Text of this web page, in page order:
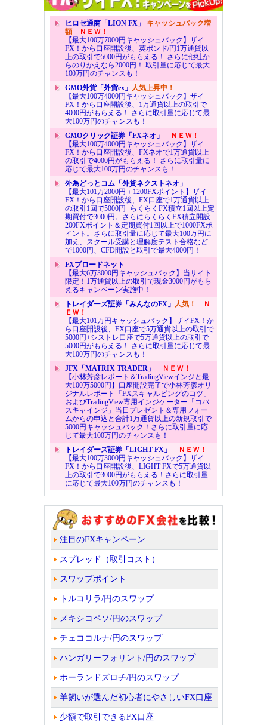
ヒロセ通商「LION FX」 キャッシュバック増
額ＮＥＷ！
【最大100万7000円キャッシュバック】ザイ
FX！から口座開設後、英ポンド/円1万通貨以
上の取引で5000円がもらえる！ さらに他社か
らのりかえなら2000円！ 取引量に応じて最大
100万円のチャンスも！
GMO外貨「外貨ex」 人気上昇中！
【最大100万4000円キャッシュバック】ザイ
FX！から口座開設後、1万通貨以上の取引で
4000円がもらえる！ さらに取引量に応じて最
大100万円のチャンスも！
GMOクリック証券「FXネオ」
ＮＥＷ！
【最大100万4000円キャッシュバック】ザイ
FX！から口座開設後、FXネオで1万通貨以上
の取引で4000円がもらえる！ さらに取引量に
応じて最大100万円のチャンスも！
外為どっとコム「外貨ネクストネオ」
【最大101万2000円＋1200FXポイント】ザイ
FX！から口座開設後、FX口座で1万通貨以上
の取引1回で5000円+らくらくFX積立1回以上定
期買付で3000円。さらにらくらくFX積立開設
200FXポイント＆定期買付1回以上で1000FXポ
イント。さらに取引量に応じて最大100万円に
加え、スクール受講と理解度テスト合格など
で1000円、CFD開設と取引で最大4000円！
FXブロードネット
【最大6万3000円キャッシュバック】当サイト
限定！1万通貨以上の取引で現金3000円がもら
えるキャンペーン実施中！
トレイダーズ証券「みんなのFX」 人気！
Ｎ
ＥＷ！
【最大101万円キャッシュバック】ザイFX！か
ら口座開設後、FX口座で5万通貨以上の取引で
5000円+シストレ口座で5万通貨以上の取引で
5000円がもらえる！ さらに取引量に応じて最
大100万円のチャンスも！
JFX「MATRIX TRADER」
ＮＥＷ！
【小林芳彦レポート＆TradingViewインジと最
大100万5000円】口座開設完了で小林芳彦オリ
ジナルレポート「FXスキャルピングのコツ」
およびTradingView専用インジケーター「コバ
スキャインジ」当日プレゼント＆専用フォー
ムからの申込と合計1万通貨以上の新規取引で
5000円キャッシュバック！さらに取引量に応
じて最大100万円のチャンスも！
トレイダーズ証券「LIGHT FX」
ＮＥＷ！
【最大100万3000円キャッシュバック】ザイ
FX！から口座開設後、LIGHT FXで5万通貨以
上の取引で3000円がもらえる！さらに取引量
に応じて最大100万円のチャンスも！
注目のFXキャンペーン
スプレッド（取引コスト）
スワップポイント
トルコリラ/円のスワップ
メキシコペソ/円のスワップ
チェココルナ/円のスワップ
ハンガリーフォリント/円のスワップ
ポーランドズロチ/円のスワップ
羊飼いが選んだ初心者にやさしいFX口座
少額で取引できるFX口座